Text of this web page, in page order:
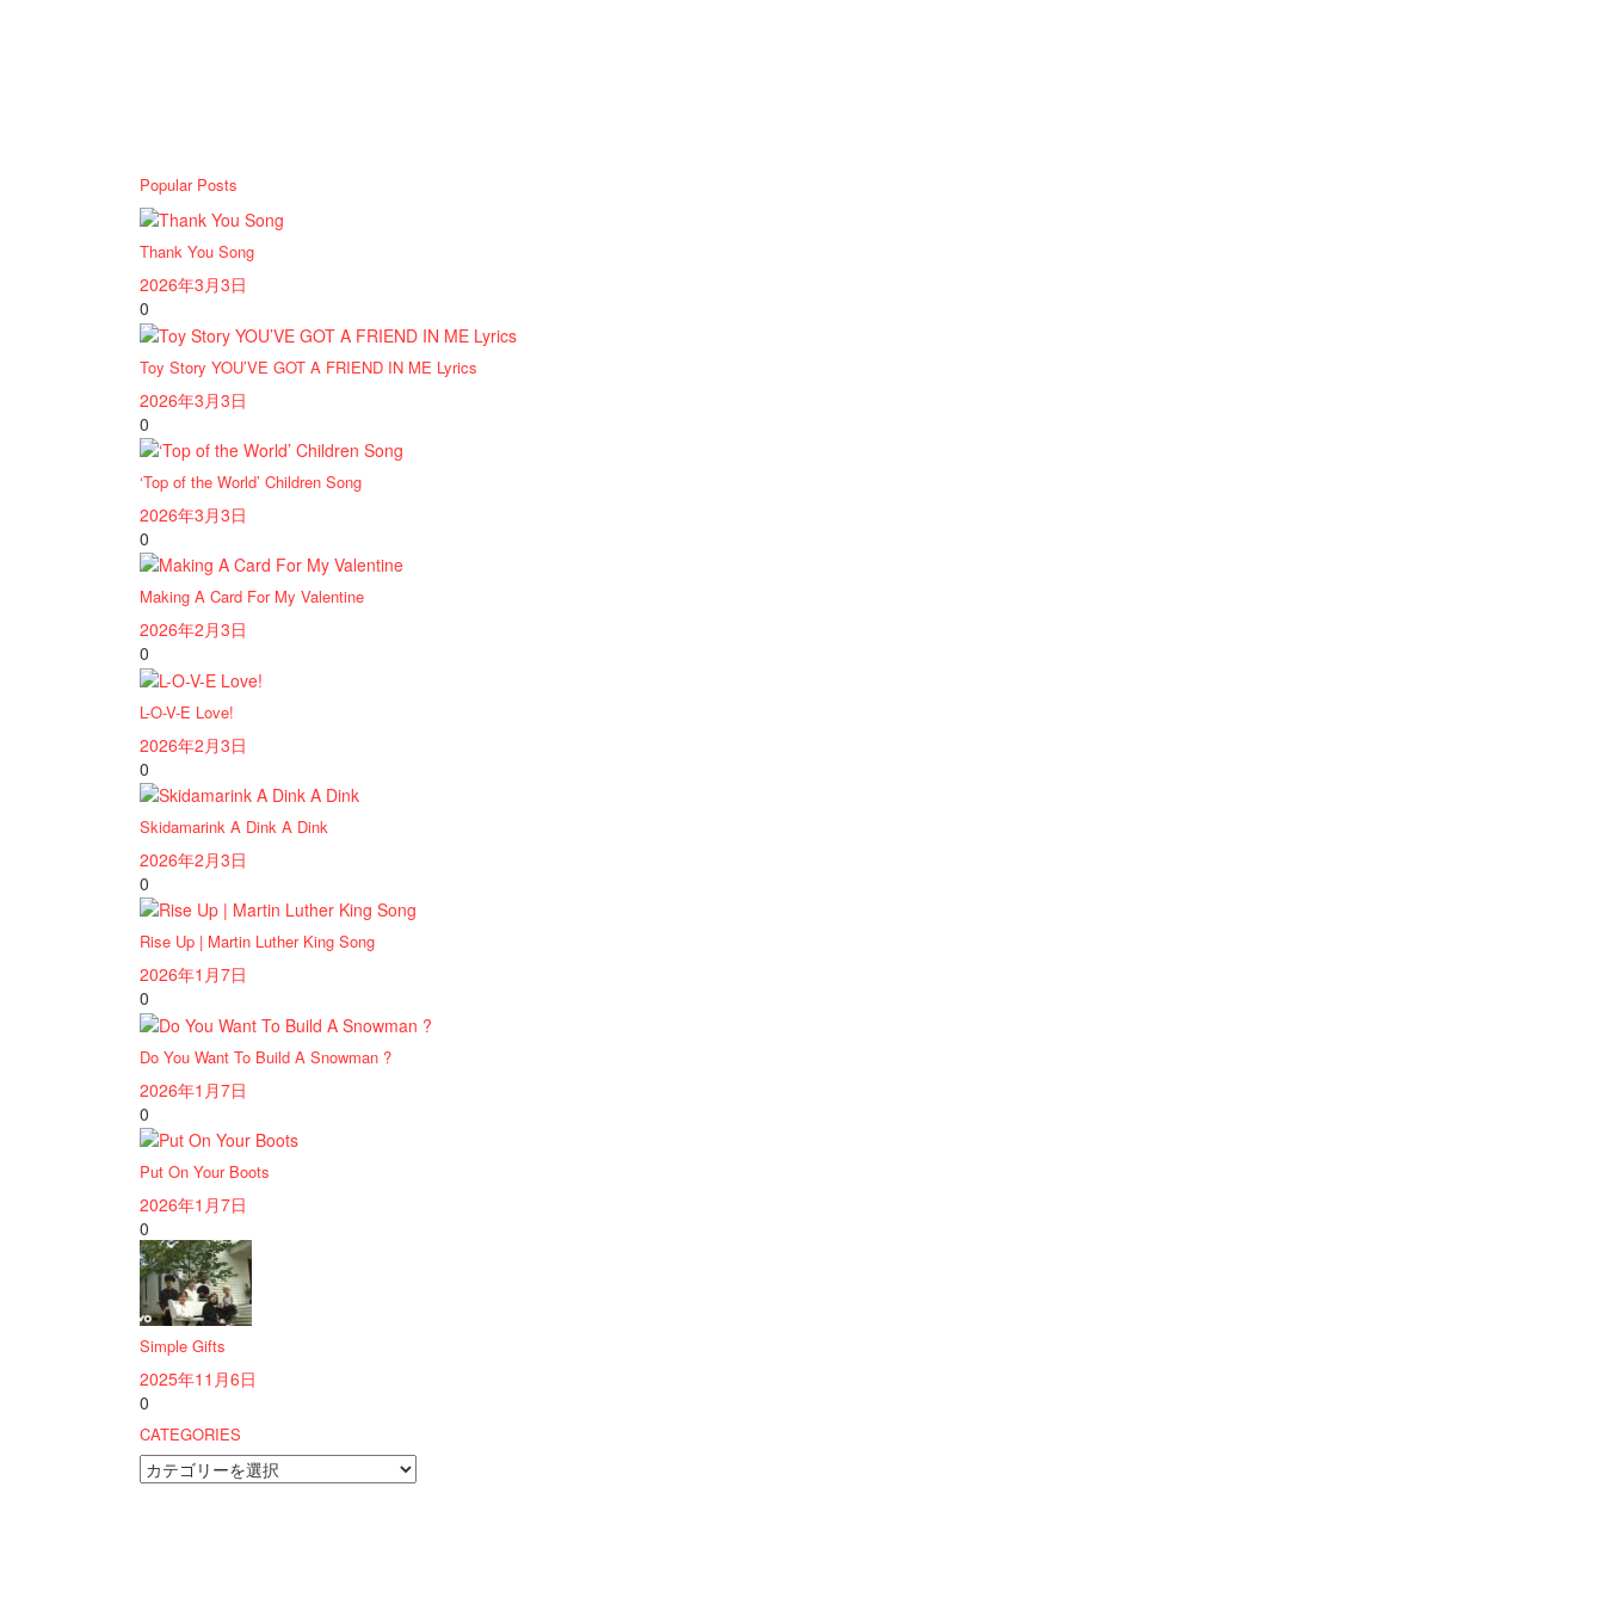
Popular Posts
Thank You Song
2026年3月3日
0
Toy Story YOU’VE GOT A FRIEND IN ME Lyrics
2026年3月3日
0
‘Top of the World’ Children Song
2026年3月3日
0
Making A Card For My Valentine
2026年2月3日
0
L-O-V-E Love!
2026年2月3日
0
Skidamarink A Dink A Dink
2026年2月3日
0
Rise Up | Martin Luther King Song
2026年1月7日
0
Do You Want To Build A Snowman ?
2026年1月7日
0
Put On Your Boots
2026年1月7日
0
Simple Gifts
2025年11月6日
0
CATEGORIES
CATEGORIES